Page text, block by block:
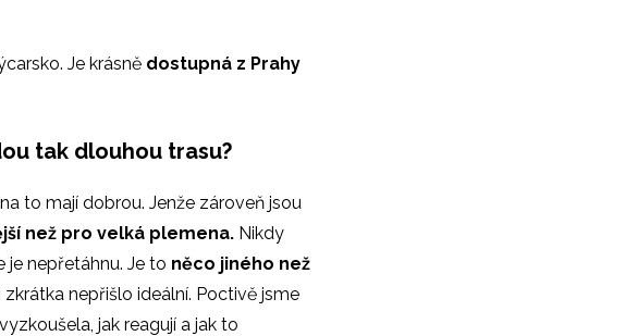
Je krásně dostupná z Prahy
tak dlouhou trasu?
to mají dobrou. Jenže zároveň jsou
než pro velká plemena. Nikdy
nepřetáhnu. Je to něco jiného než
nepřišlo ideální. Poctivě jsme
jak reagují a jak to